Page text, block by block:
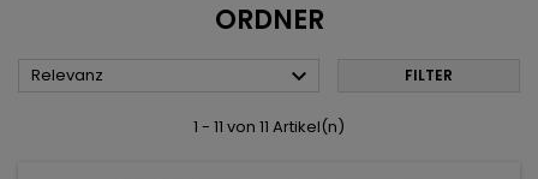
ORDNER
Relevanz  FILTER
1 - 11 von 11 Artikel(n)